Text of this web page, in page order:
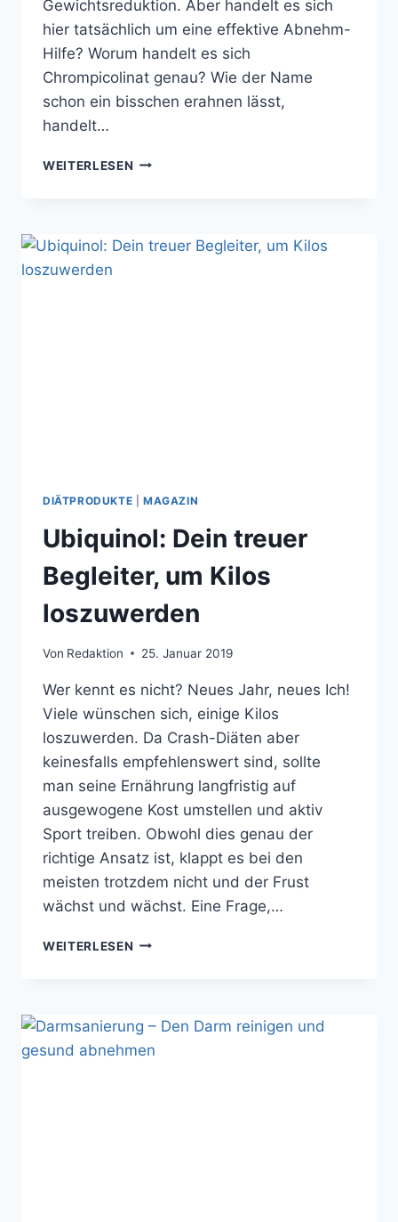
Gewichtsreduktion. Aber handelt es sich
hier tatsächlich um eine effektive Abnehm-
Hilfe? Worum handelt es sich
Chrompicolinat genau? Wie der Name
schon ein bisschen erahnen lässt,
handelt…
WEITERLESEN ABNEHMEN
DIÄTPRODUKTE MAGAZIN
Ubiquinol: Dein treuer
Begleiter, um Kilos
loszuwerden
Von Redaktion 25. Januar 2019
Wer kennt es nicht? Neues Jahr, neues Ich!
Viele wünschen sich, einige Kilos
loszuwerden. Da Crash-Diäten aber
keinesfalls empfehlenswert sind, sollte
man seine Ernährung langfristig auf
ausgewogene Kost umstellen und aktiv
Sport treiben. Obwohl dies genau der
richtige Ansatz ist, klappt es bei den
meisten trotzdem nicht und der Frust
wächst und wächst. Eine Frage,…
WEITERLESEN UBIQUINOL:
KILOS
LOSZUWERDEN